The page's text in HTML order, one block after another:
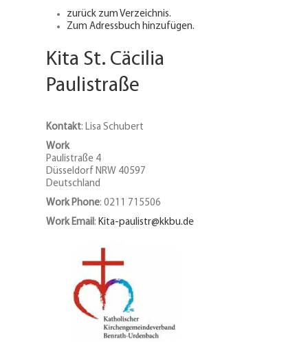
zurück zum Verzeichnis.
Zum Adressbuch hinzufügen.
Kita St. Cäcilia
Paulistraße
Kontakt: Lisa Schubert
Work
Paulistraße 4
Düsseldorf NRW 40597
Deutschland
Work Phone: 0211 715506
Work Email: Kita-paulistr@kkbu.de